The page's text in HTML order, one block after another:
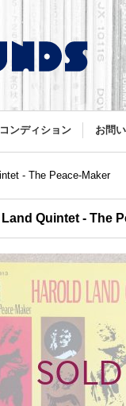
コンディション お問
- The Peace-Maker
Quintet - The